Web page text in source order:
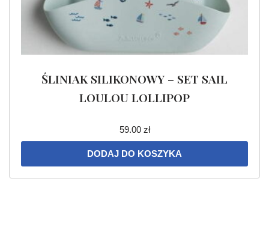
ŚLINIAK SILIKONOWY – SET SAIL
LOULOU LOLLIPOP
59.00 zł
DODAJ DO KOSZYKA